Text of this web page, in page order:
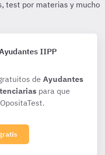
IIPP
de Ayudantes
para que